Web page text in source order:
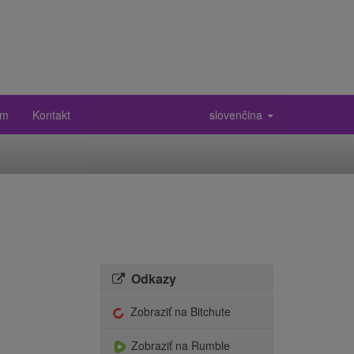
Kontakt slovenčina
Odkazy
Zobraziť na Bitchute
Zobraziť na Rumble